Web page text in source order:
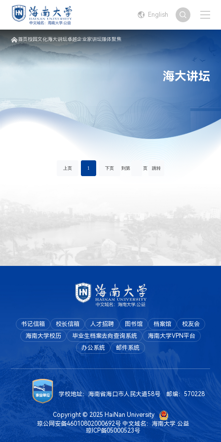
English
首页校园文化海大讲坛卓越企业家讲坛媒体聚焦
海大讲坛
上页 1 下页 到第 页 跳转
书记信箱 校长信箱 人才招聘 图书馆 档案馆
校友会
海南大学校历
毕业生档案去向查询系统
海南大学VPN平台
办公系统
邮件系统
学校地址：海南省海口市人民大道58号 邮编：570228
Copyright © 2025 HaiNan University
琼公网安备46010802000692号 中文域名：海南大学.公益
琼ICP备05000523号